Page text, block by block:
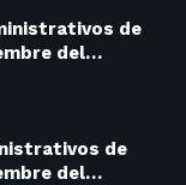
de
del…
de
del…